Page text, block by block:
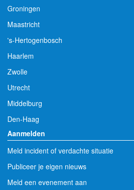
Groningen
Maastricht
's-Hertogenbosch
Haarlem
Zwolle
Utrecht
Middelburg
Den-Haag
Aanmelden
Meld incident of verdachte situatie
Publiceer je eigen nieuws
Meld een evenement aan